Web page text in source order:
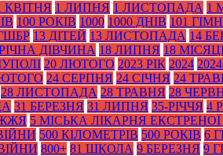
КВІТНЯ 1 ЛИПНЯ 1 ЛИСТОПАДА 1
100 РОКІВ 1000 1000 ДНІВ 101
13 ДІТЕЙ 13 ЛИСТОПАДА 14
ДІВЧИНА 18 ЛИПНЯ 18
20 ЛЮТОГО 2023 РІК 2024
24 СЕРПНЯ 24 СІЧНЯ 24
28 ЛИСТОПАДА 28 ТРАВНЯ 28
31 БЕРЕЗНЯ 31 ЛИПНЯ 35-РІЧЧЯ 4
5 МІСЬКА ЛІКАРНЯ
500 КІЛОМЕТРІВ 500 РОКІВ 6
800+ 81 ШКОЛА 9 БЕРЕЗНЯ 9